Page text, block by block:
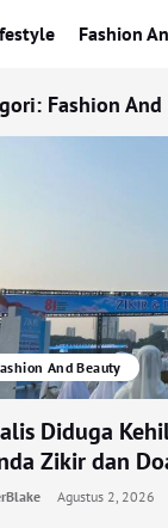
Fashion
Fashion
And Beauty
Diduga
Zikir dan
Agustus 2, 2026